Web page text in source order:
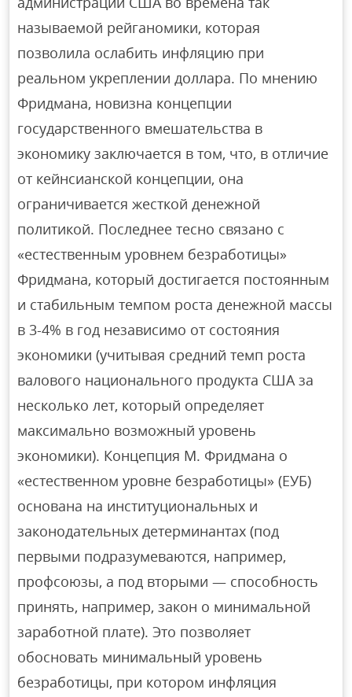
называемой рейганомики, которая
позволила ослабить инфляцию при
реальном укреплении доллара. По мнению
Фридмана, новизна концепции
государственного вмешательства в
экономику заключается в том, что, в отличие
от кейнсианской концепции, она
ограничивается жесткой денежной
политикой. Последнее тесно связано с
«естественным уровнем безработицы»
Фридмана, который достигается постоянным
и стабильным темпом роста денежной массы
в 3-4% в год независимо от состояния
экономики (учитывая средний темп роста
валового национального продукта США за
несколько лет, который определяет
максимально возможный уровень
экономики). Концепция М. Фридмана о
«естественном уровне безработицы» (ЕУБ)
основана на институциональных и
законодательных детерминантах (под
первыми подразумеваются, например,
профсоюзы, а под вторыми — способность
принять, например, закон о минимальной
заработной плате). Это позволяет
обосновать минимальный уровень
безработицы, при котором инфляция